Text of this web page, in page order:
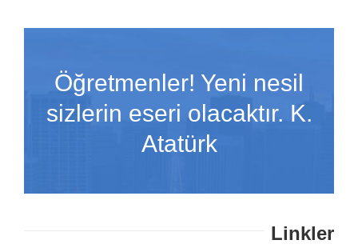
Öğretmenler! Yeni nesil
sizlerin eseri olacaktır. K.
Atatürk
Linkler